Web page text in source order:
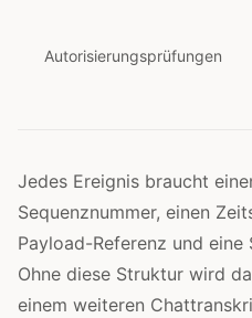
Autorisierungsprüfungen
Jedes Ereignis braucht
Sequenznummer, einen
Payload-Referenz und
Ohne diese Struktur wird
einem weiteren